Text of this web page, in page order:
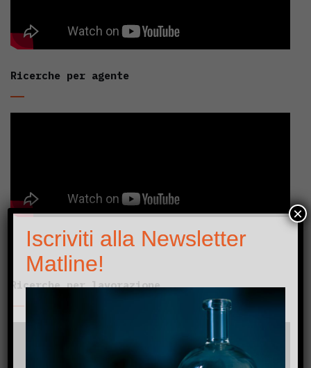
Ricerche per agente
Ricerche per lavorazione
Iscriviti alla Newsletter
Matline!
×